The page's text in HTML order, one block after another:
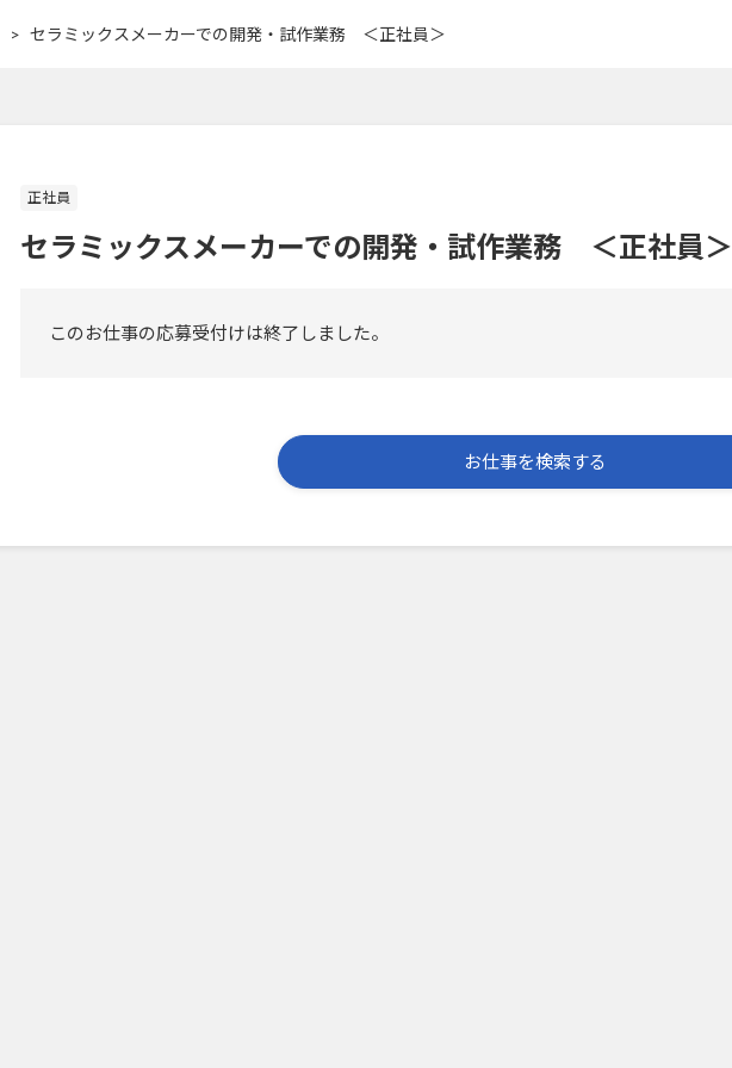
セラミックスメーカーでの開発・試作業務 ＜正社員＞
正社員
セラミックスメーカーでの開発・試作業務 ＜正社員＞
このお仕事の応募受付けは終了しました。
お仕事を検索する